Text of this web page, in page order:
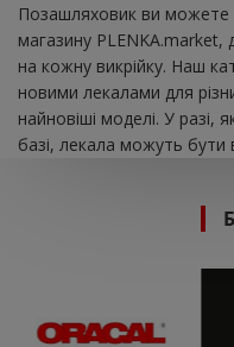
Позашляховик ви можете
магазину PLENKA.market,
на кожну викрійку. Наш
новими лекалами для
найновіші моделі. У
базі, лекала можуть бути